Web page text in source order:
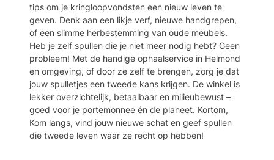
tips om je kringloopvondsten een nieuw leven te
geven. Denk aan een likje verf, nieuwe handgrepen,
of een slimme herbestemming van oude meubels.
Heb je zelf spullen die je niet meer nodig hebt? Geen
probleem! Met de handige ophaalservice in Helmond
en omgeving, of door ze zelf te brengen, zorg je dat
jouw spulletjes een tweede kans krijgen. De winkel is
lekker overzichtelijk, betaalbaar en milieubewust –
goed voor je portemonnee én de planeet. Kortom,
Kom langs, vind jouw nieuwe schat en geef spullen
die tweede leven waar ze recht op hebben!